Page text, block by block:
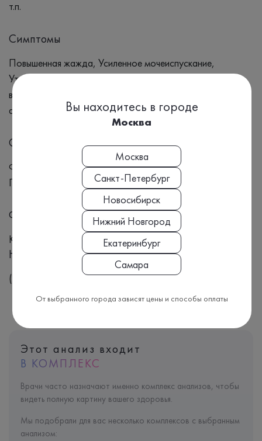
т.п.
Симптомы
Повышенная жажда, Усиленное мочеиспускание,
Утомляемость, Неясность зрения, Повышенная
восприимчивость к инфекциям. Потливость, Повышенный
аппетит, Беспокойство.
Синонимы
Фруктозамин, Сахарный диабет, Глюкоза, Инсулин,
Поджелудочная железа, Жажда
Формат выдачи результата
Количественный
Номенклатура МЗ РФ, Приказ №804н:
(A09.05.102)
Этот анализ входит
В КОМПЛЕКС
Врачи часто назначают именно комплекс анализов, чтобы
видеть полную картину вашего здоровья.
Мы подобрали для вас несколько комплексов с выбранным
анализом:
Вы находитесь в городе
Москва
Москва
Санкт-Петербург
Новосибирск
Нижний Новгород
Екатеринбург
Самара
От выбранного города зависят цены и способы оплаты